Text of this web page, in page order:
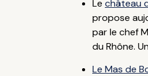
Le château
propose
par le chef
du Rhône.
Le Mas de